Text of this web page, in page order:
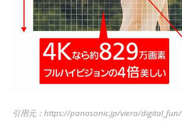
引用元：https://panasonic.jp/viera/